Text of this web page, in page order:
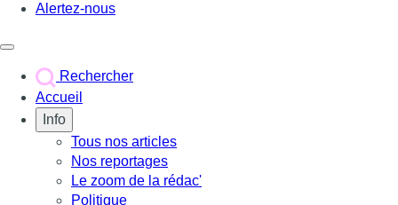
Alertez-nous
Rechercher
Accueil
Info
Tous nos articles
Nos reportages
Le zoom de la rédac'
Politique